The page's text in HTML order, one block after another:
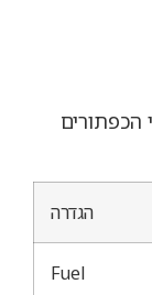
הכפתורים
הגדרה
Fuel